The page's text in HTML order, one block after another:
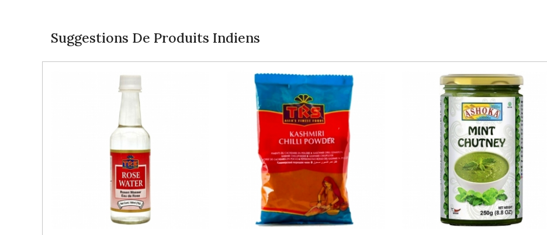
Suggestions De Produits Indiens